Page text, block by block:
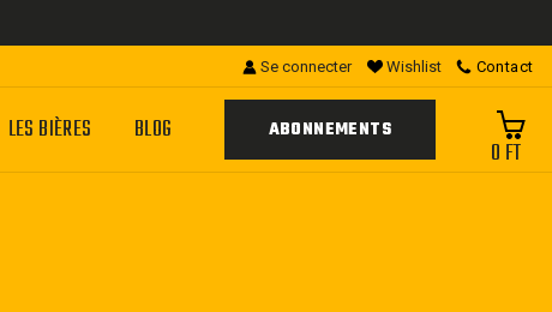
Se connecter Wishlist Contact
LES BIÈRES BLOG ABONNEMENTS
0 FT